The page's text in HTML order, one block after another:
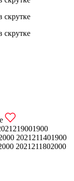
2021211401900
2021211802000